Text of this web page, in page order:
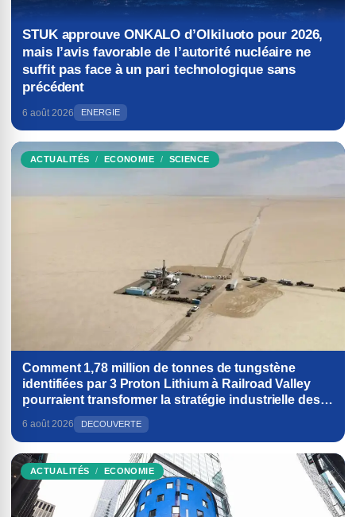
STUK approuve ONKALO d’Olkiluoto pour 2026,
mais l’avis favorable de l’autorité nucléaire ne
suffit pas face à un pari technologique sans
précédent
6 août 2026 ENERGIE
ACTUALITÉS ECONOMIE SCIENCE
Comment 1,78 million de tonnes de tungstène
identifiées par 3 Proton Lithium à Railroad Valley
pourraient transformer la stratégie industrielle des
États-Unis
6 août 2026 DECOUVERTE
ACTUALITÉS ECONOMIE